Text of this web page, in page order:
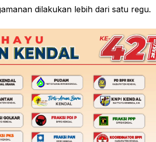
dilakukan lebih dari satu regu.